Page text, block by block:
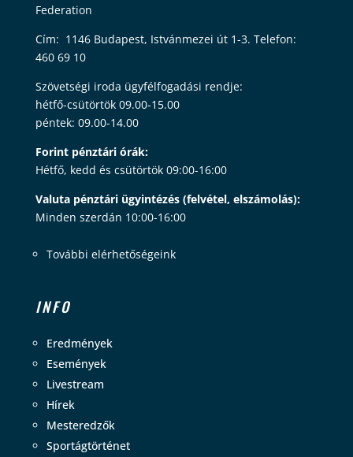
Federation
Cím: 1146 Budapest, Istvánmezei út 1-3. Telefon:
460 69 10
Szövetségi iroda ügyfélfogadási rendje:
hétfő-csütörtök 09.00-15.00
péntek: 09.00-14.00
Forint pénztári órák:
Hétfő, kedd és csütörtök 09:00-16:00
Valuta pénztári ügyintézés (felvétel, elszámolás):
Minden szerdán 10:00-16:00
További elérhetőségeink
INFO
Eredmények
Események
Livestream
Hírek
Mesteredzők
Sportágtörténet